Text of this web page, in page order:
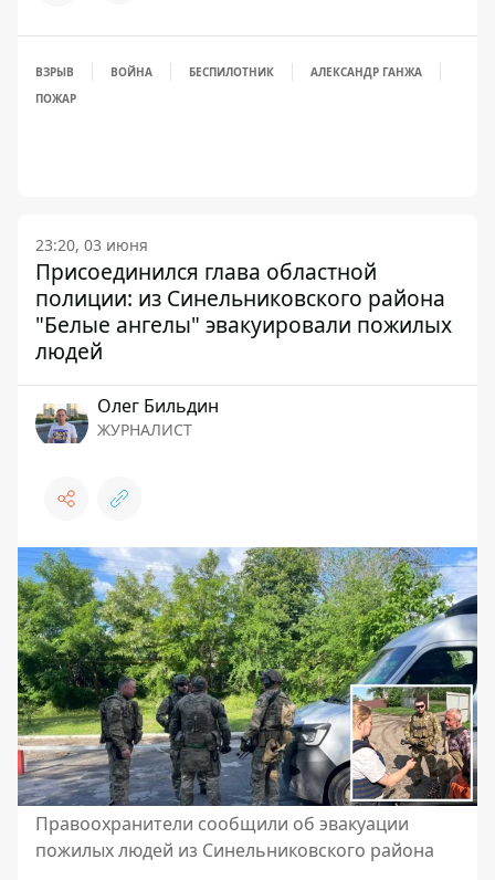
ВЗРЫВ ВОЙНА БЕСПИЛОТНИК
АЛЕКСАНДР ГАНЖА
ПОЖАР
23:20, 03 июня
Присоединился глава областной
полиции: из Синельниковского района
"Белые ангелы" эвакуировали пожилых
людей
Олег Бильдин
ЖУРНАЛИСТ
Правоохранители сообщили об эвакуации
пожилых людей из Синельниковского района